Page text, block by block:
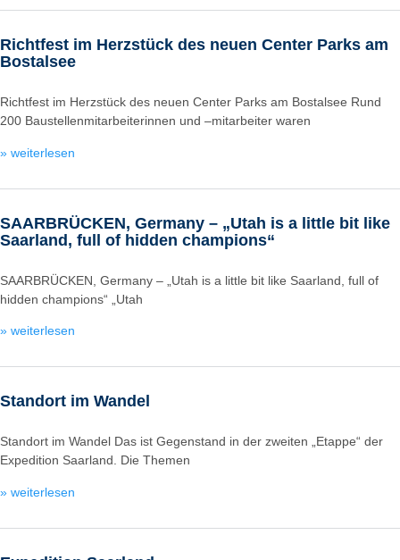
Richtfest im Herzstück des neuen Center Parks am
Bostalsee
Richtfest im Herzstück des neuen Center Parks am Bostalsee Rund
200 Baustellenmitarbeiterinnen und –mitarbeiter waren
» weiterlesen
SAARBRÜCKEN, Germany – „Utah is a little bit like
Saarland, full of hidden champions“
SAARBRÜCKEN, Germany – „Utah is a little bit like Saarland, full of
hidden champions“ „Utah
» weiterlesen
Standort im Wandel
Standort im Wandel Das ist Gegenstand in der zweiten „Etappe“ der
Expedition Saarland. Die Themen
» weiterlesen